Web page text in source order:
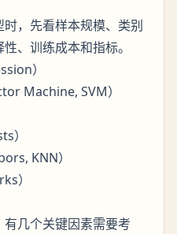
，先看样本规模、类别
、训练成本和指标。
）
Machine, SVM）
）
KNN）
）
几个关键因素需要考